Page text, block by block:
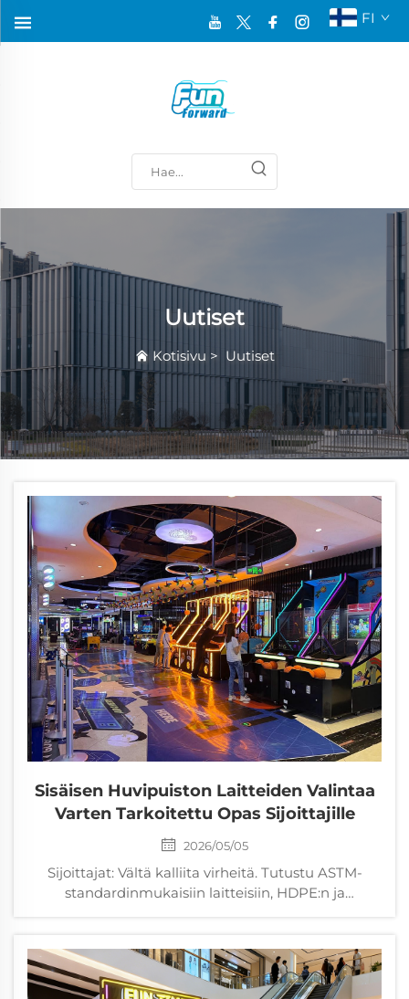
FI
Uutiset
Kotisivu > Uutiset
Sisäisen Huvipuiston Laitteiden Valintaa
Varten Tarkoitettu Opas Sijoittajille
2026/05/05
Sijoittajat: Vältä kalliita virheitä. Tutustu ASTM-
standardinmukaisiin laitteisiin, HDPE:n ja
tuottoanalyysiin (ROI) ja toimittajien tarkastukseen
palvelutasosopimusten (SLA) avulla. Lataa ilmainen
tarkistuslista.